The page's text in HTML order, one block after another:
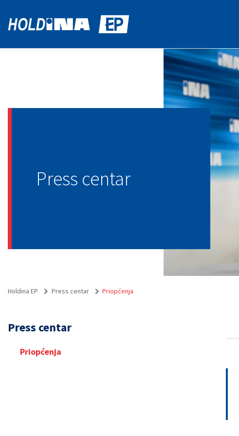
Press centar
Holdina EP Press centar Priopćenja
Press centar
Priopćenja